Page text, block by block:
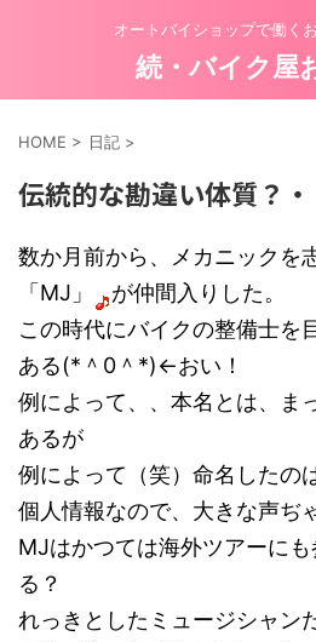
オートバイショップで働く
続・バイク屋
HOME > 日記 >
伝統的な勘違い体質？
数か月前から、メカニックを
「MJ」
が仲間入りした。
この時代にバイクの整備士を
ある(*＾0＾*)←おい！
例によって、、本名とは、ま
あるが
例によって（笑）命名したの
個人情報なので、大きな声ぢ
MJはかつては海外ツアーに
る？
れっきとしたミュージシャン